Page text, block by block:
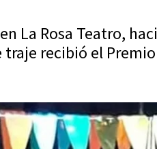
La Rosa Teatro,
recibió el